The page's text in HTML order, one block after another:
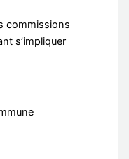
commissions
s’impliquer